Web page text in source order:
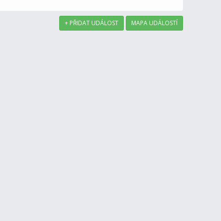
+ PŘIDAT UDÁLOST MAPA UDÁLOSTÍ